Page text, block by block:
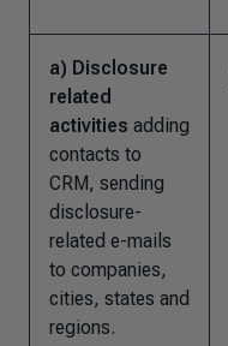
a) Disclosure
related
activities adding
contacts to
CRM, sending
disclosure-
related e-mails
to companies,
cities, states and
regions.